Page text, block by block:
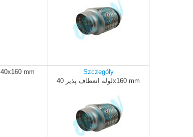
40x160 mm
Szczegóły
لوله انعطاف پذیر 40x160 mm